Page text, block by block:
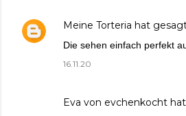
Meine Torteria hat
Die sehen einfach perfekt
16.11.20
Eva von evchenkocht